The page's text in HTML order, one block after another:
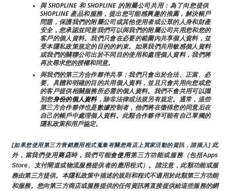
與 SHOPLINE 和 SHOPLINE 的附屬公司共用：為了向您提供
SHOPLINE 產品和服務，提出您可能感興趣的推薦，解決帳戶
問題，保護我們的附屬公司或其他使用者或公眾的人身和財產
安全，您承認並同意我們可以與我們的附屬公司共用您和您的
客戶的個人資料。我們只會在必要的範圍內共享個人資料，並
受本隱私政策規定的目的的約束。如果我們共用敏感個人資料
或我們的關聯公司出於不同目的使用和處理個人資料，我們將
再次尋求您的授權和同意。
與我們的第三方合作夥伴共享：我們只會出於合法、正當、必
要、具體和明確的目的共用個人資料，並且只會共用向您或您
的客戶提供相關服務所必需的個人資料。我們不會共用可以識
別您身份的個人資料，除非法律或法規另有規定。通常，這些
第三方合作夥伴也是數據控制者，他們將在徵得您的同意后在
自己的帳戶中處理個人資料。此類合作夥伴可能有自己單獨的
隱私政策和用戶協定。
[如果您使用第三方营銷應用程式蒐集有關您商店上買家活動的資訊，請插入] 此
外，當我們使用商店時，我們可能會使用第三方功能或服務（包括Apps
Store、支付閘道或物流服務提供者的應用程式）。請注意，此類功能或服
務由第三方提供。本隱私政策中描述的規則和程式不適用於此類第三方功能
和服務。您向第三方商店或服務提供的任何資訊將直接提供給這些服務的網